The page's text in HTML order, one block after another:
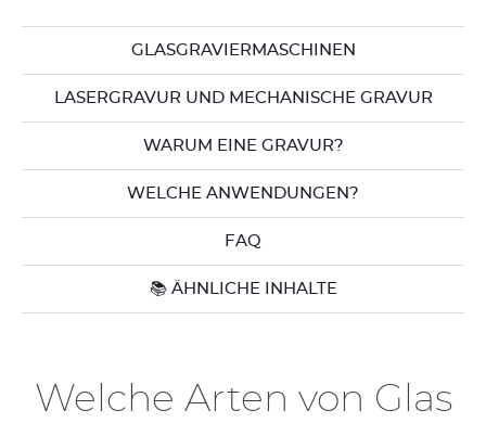
GLASGRAVIERMASCHINEN
LASERGRAVUR UND MECHANISCHE GRAVUR
WARUM EINE GRAVUR?
WELCHE ANWENDUNGEN?
FAQ
📚 ÄHNLICHE INHALTE
Welche Arten von Glas